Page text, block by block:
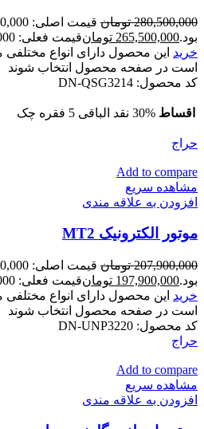
280,500,000 تومان
بود.265,500,000 تومانقیمت فعلی: 265,500,000 تومان.
خرید این محصول دارای انواع
است در صفحه محصول انتخاب شوند
کد محصول: DN-QSG3214
اقساط 30% نقد الباقی 5 فقره چک
حراج
Add to compare
مشاهده سریع
افزودن به علاقه مندی
موتور الکترونیک MT2
207,900,000 تومان
بود.197,900,000 تومانقیمت فعلی: 197,900,000 تومان.
خرید این محصول دارای انواع
است در صفحه محصول انتخاب شوند
کد محصول: DN-UNP3220
حراج
Add to compare
مشاهده سریع
افزودن به علاقه مندی